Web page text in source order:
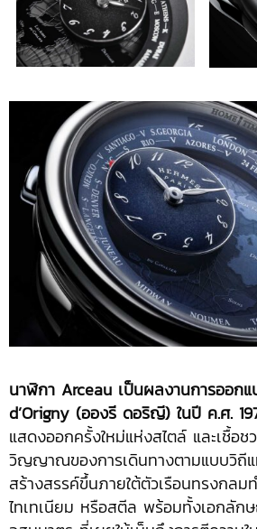
นาฬิกา Arceau เป็นผลงานการออก
d’Origny (อองรี ดอริญี) ในปี ค.ศ.
แสดงออกครั้งใหม่แห่งสไตล์ และเชื้อ
วิญญาณของการเดินทางตามแบบวิถี
สร้างสรรค์ขึ้นภายใต้ตัวเรือนทรงกล
ไทเทเนียม หรือสตีล พร้อมทั้งเอกลัก